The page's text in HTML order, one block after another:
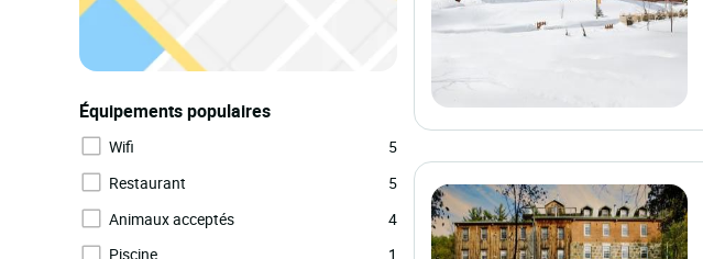
Équipements populaires
Wifi
5
Restaurant
5
Animaux acceptés
4
Piscine
1